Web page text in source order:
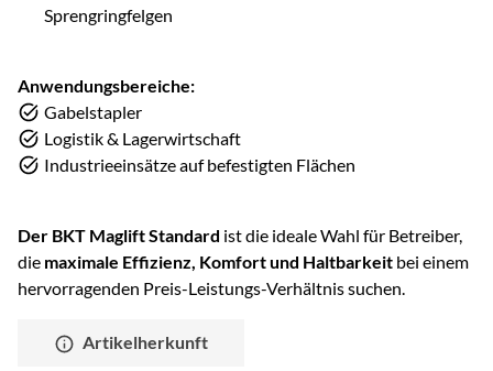
Sprengringfelgen
Anwendungsbereiche:
Gabelstapler
Logistik & Lagerwirtschaft
Industrieeinsätze auf befestigten Flächen
Der BKT Maglift Standard ist die ideale Wahl für Betreiber,
die maximale Effizienz, Komfort und Haltbarkeit bei einem
hervorragenden Preis-Leistungs-Verhältnis suchen.
Artikelherkunft